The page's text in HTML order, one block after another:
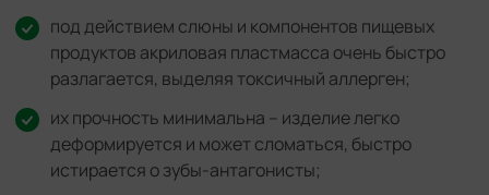
под действием слюны и компонентов пищевых
продуктов акриловая пластмасса очень быстро
разлагается, выделяя токсичный аллерген;
их прочность минимальна – изделие легко
деформируется и может сломаться, быстро
истирается о зубы-антагонисты;